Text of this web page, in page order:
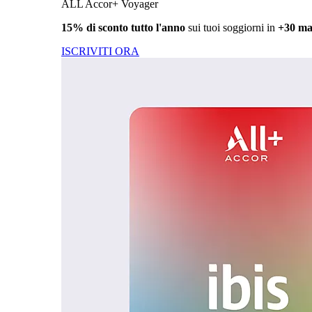
ALL Accor+ Voyager
15% di sconto tutto l'anno sui tuoi soggiorni in +30
ISCRIVITI ORA